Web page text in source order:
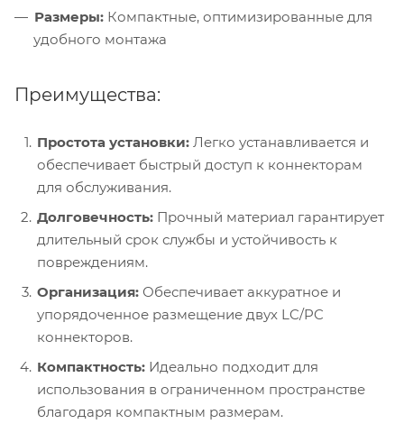
Размеры: Компактные, оптимизированные для
удобного монтажа
Преимущества:
Простота установки: Легко устанавливается и
обеспечивает быстрый доступ к коннекторам
для обслуживания.
Долговечность: Прочный материал гарантирует
длительный срок службы и устойчивость к
повреждениям.
Организация: Обеспечивает аккуратное и
упорядоченное размещение двух LC/PC
коннекторов.
Компактность: Идеально подходит для
использования в ограниченном пространстве
благодаря компактным размерам.